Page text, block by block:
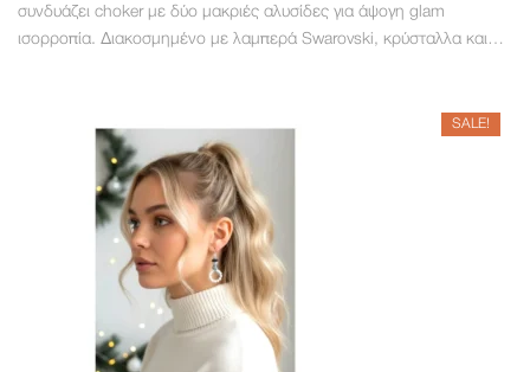
συνδυάζει choker με δύο μακριές αλυσίδες για άψογη glam
ισορροπία. Διακοσμημένο με λαμπερά Swarovski, κρύσταλλα και…
SALE!